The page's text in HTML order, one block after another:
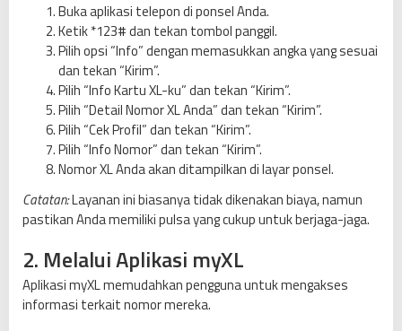
Buka aplikasi telepon di ponsel Anda.
Ketik *123# dan tekan tombol panggil.
Pilih opsi “Info” dengan memasukkan angka yang sesuai
dan tekan “Kirim”.
Pilih “Info Kartu XL-ku” dan tekan “Kirim”.
Pilih “Detail Nomor XL Anda” dan tekan “Kirim”.
Pilih “Cek Profil” dan tekan “Kirim”.
Pilih “Info Nomor” dan tekan “Kirim”.
Nomor XL Anda akan ditampilkan di layar ponsel.
Catatan:Layanan ini biasanya tidak dikenakan biaya, namun
pastikan Anda memiliki pulsa yang cukup untuk berjaga-jaga.
2. Melalui Aplikasi myXL
Aplikasi myXL memudahkan pengguna untuk mengakses
informasi terkait nomor mereka.